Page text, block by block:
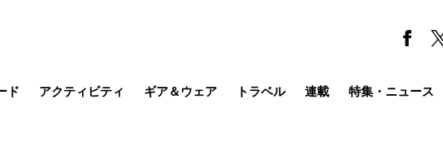
ド アクティビティ ギア＆ウェア トラベル 連載 特集・ニュース